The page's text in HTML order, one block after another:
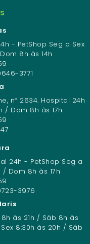
- PetShop Seg a Sex
8h às 14h
3771
nº 2634. Hospital 24h
/ Dom 8h às 17h
24h - PetShop Seg a
Dom 8h às 17h
3976
8h às 21h / Sáb 8h às
8:30h às 20h / Sáb